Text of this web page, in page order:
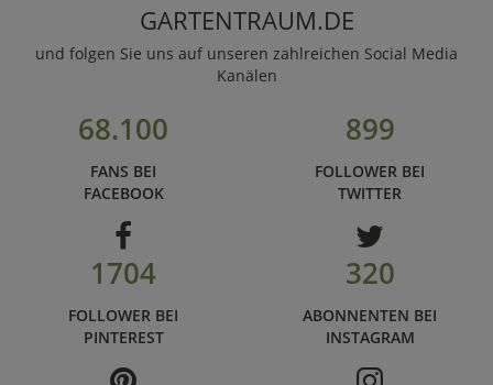
GARTENTRAUM.DE
und folgen Sie uns auf unseren zahlreichen Social Media
Kanälen
68.100
FANS BEI
FACEBOOK
899
FOLLOWER BEI
TWITTER
1704
FOLLOWER BEI
PINTEREST
320
ABONNENTEN BEI
INSTAGRAM